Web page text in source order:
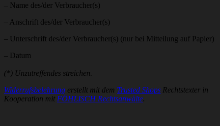
– Name des/der Verbraucher(s)
– Anschrift des/der Verbraucher(s)
– Unterschrift des/der Verbraucher(s) (nur bei Mitteilung auf Papier)
– Datum
(*) Unzutreffendes streichen.
Widerrufsbelehrung erstellt mit dem Trusted Shops Rechtstexter in
Kooperation mit FÖHLISCH Rechtsanwälte.